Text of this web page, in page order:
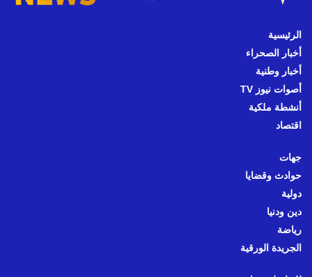
الرئيسية
أخبار الصحراء
أخبار وطنية
أصوات نيوز TV
أنشطة ملكية
اقتصاد
جهات
حوادث وقضايا
دولية
دين ودنيا
رياضة
الجريدة الورقية